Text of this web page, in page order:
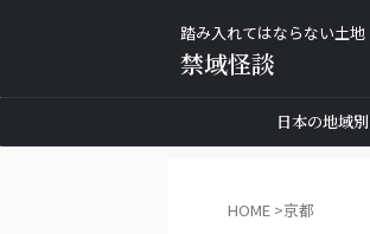
踏み入れてはならない土
禁域怪談
日本の地域別
HOME >京都